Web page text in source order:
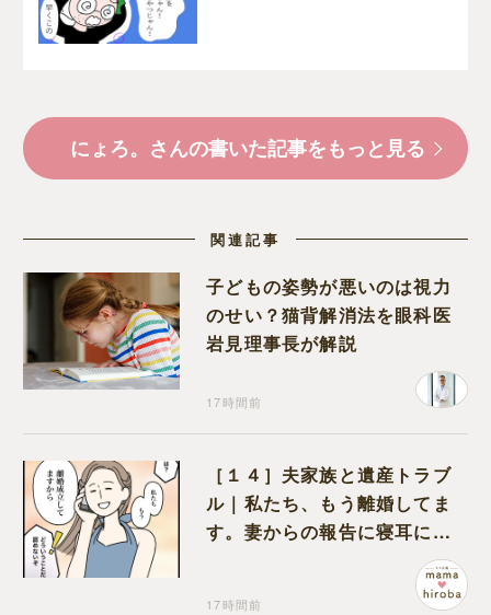
にょろ。さんの書いた記事をもっと見る
関連記事
子どもの姿勢が悪いのは視力
のせい？猫背解消法を眼科医
岩見理事長が解説
17時間前
［１４］夫家族と遺産トラブ
ル｜私たち、もう離婚してま
す。妻からの報告に寝耳に水
17時間前